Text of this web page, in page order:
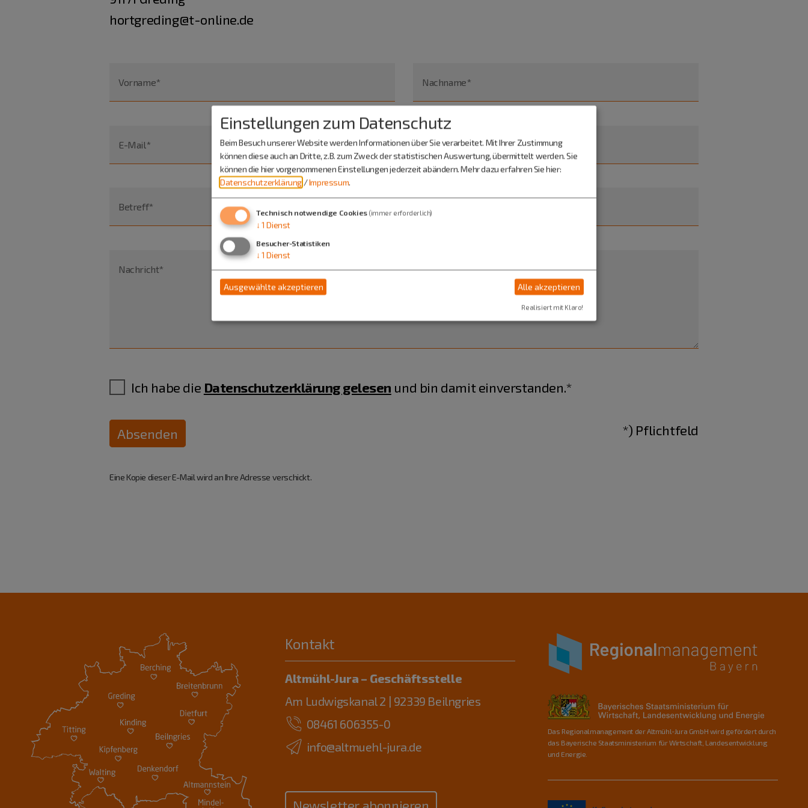
hortgreding@t-online.de
Vorname* Nachname*
E-Mail*
Betreff*
Nachricht*
Ich habe die Datenschutzerklärung gelesen und bin damit einverstanden.*
Absenden *) Pflichtfeld
Eine Kopie dieser E-Mail wird an Ihre Adresse verschickt.
Kontakt
Altmühl-Jura – Geschäftsstelle
Am Ludwigskanal 2 | 92339 Beilngries
08461 606355-0
info@altmuehl-jura.de
Das Regionalmanagement der Altmühl-Jura GmbH wird gefördert durch
das Bayerische Staatsministerium für Wirtschaft, Landesentwicklung
und Energie.
Einstellungen zum Datenschutz
Beim Besuch unserer Website werden Informationen über Sie verarbeitet. Mit Ihrer Zustimmung
können diese auch an Dritte, z.B. zum Zweck der statistischen Auswertung, übermittelt werden. Sie
können die hier vorgenommenen Einstellungen jederzeit abändern. Mehr dazu erfahren Sie hier:
Datenschutzerklärung /Impressum.
Technisch notwendige Cookies (immer erforderlich)
↓ 1 Dienst
Besucher-Statistiken
↓ 1 Dienst
Ausgewählte akzeptieren Alle akzeptieren
Realisiert mit Klaro!